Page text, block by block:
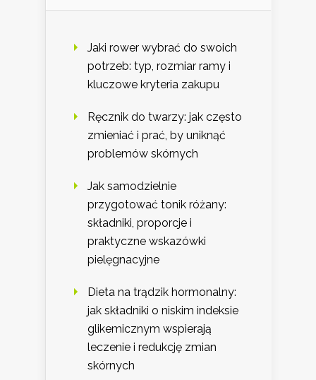
Jaki rower wybrać do swoich
potrzeb: typ, rozmiar ramy i
kluczowe kryteria zakupu
Ręcznik do twarzy: jak często
zmieniać i prać, by uniknąć
problemów skórnych
Jak samodzielnie
przygotować tonik różany:
składniki, proporcje i
praktyczne wskazówki
pielęgnacyjne
Dieta na trądzik hormonalny:
jak składniki o niskim indeksie
glikemicznym wspierają
leczenie i redukcję zmian
skórnych